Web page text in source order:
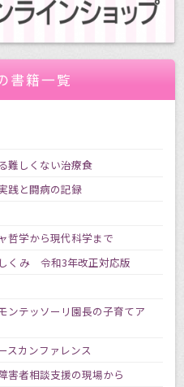
書籍一覧
難しくない治療食
践と闘病の記録
学から現代科学まで
くみ 令和3年改正対応版
テッソーリ園長の子育てア
スカンファレンス
者相談支援の現場から